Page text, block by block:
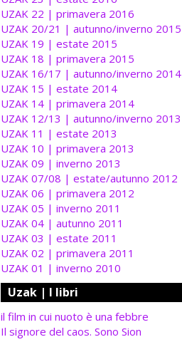
UZAK 22 | primavera 2016
UZAK 20/21 | autunno/inverno 2015
UZAK 19 | estate 2015
UZAK 18 | primavera 2015
UZAK 16/17 | autunno/inverno 2014
UZAK 15 | estate 2014
UZAK 14 | primavera 2014
UZAK 12/13 | autunno/inverno 2013
UZAK 11 | estate 2013
UZAK 10 | primavera 2013
UZAK 09 | inverno 2013
UZAK 07/08 | estate/autunno 2012
UZAK 06 | primavera 2012
UZAK 05 | inverno 2011
UZAK 04 | autunno 2011
UZAK 03 | estate 2011
UZAK 02 | primavera 2011
UZAK 01 | inverno 2010
Uzak | I libri
il film in cui nuoto è una febbre
Il signore del caos. Sono Sion